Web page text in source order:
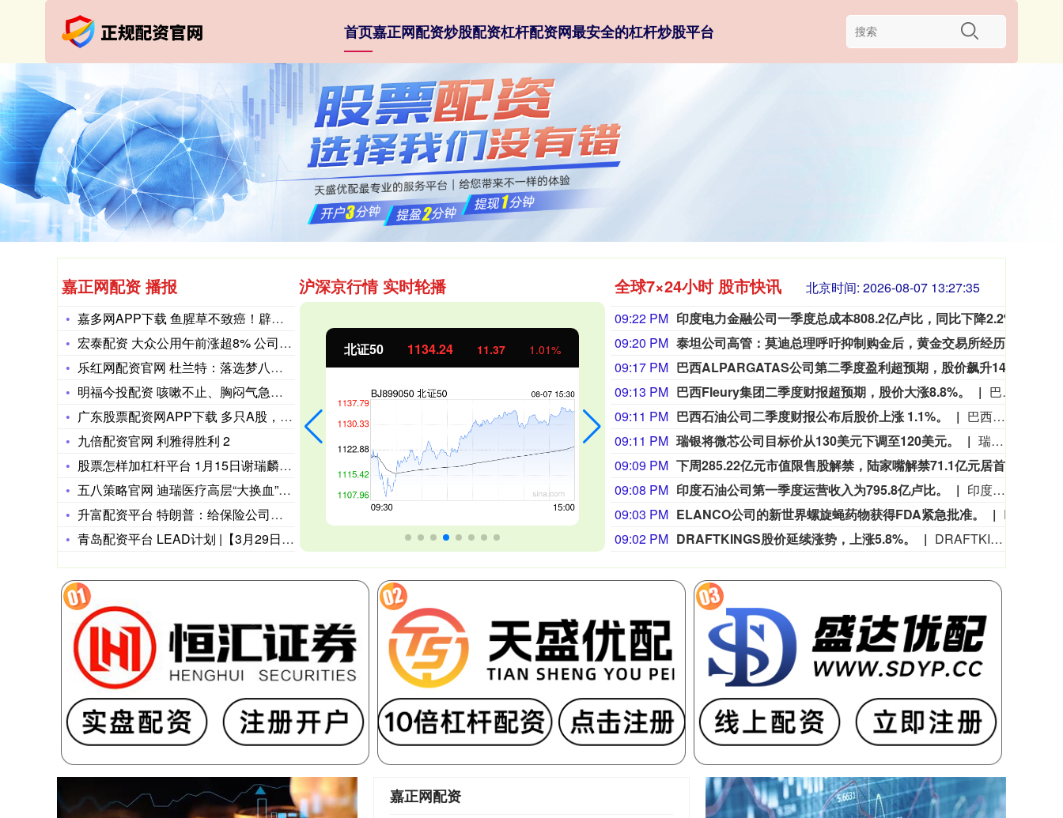
首页嘉正网配资炒股配资杠杆配资网最安全的杠杆炒股平台
嘉正网配资 播报
嘉多网APP下载 鱼腥草不致癌！辟谣解读：皮肤问题适用与禁忌
宏泰配资 大众公用午前涨超8% 公司A股涨停市场再追捧摩尔线
乐红网配资官网 杜兰特：落选梦八队让我很难过！网友笑了：当时
明福今投配资 咳嗽不止、胸闷气急，37岁男子险丢命！医生：这
广东股票配资网APP下载 多只A股，重大信号！
九倍配资官网 利雅得胜利 2
股票怎样加杠杆平台 1月15日谢瑞麟黄金价格1436元/克
五八策略官网 迪瑞医疗高层“大换血”，华润系接管后能否带来转
升富配资平台 特朗普：给保险公司的资金必须直接发放给民众
青岛配资平台 LEAD计划 |【3月29日10:00】陈旭导
沪深京行情 实时轮播
沪深300 4694.44 43.13 0.93% 北证50 1134.24 11.37 1.01% 创业板指 3563.12 47.56 1.35% 基金指数
全球7×24小时 股市快讯 北京时间: 2026-08-07 13:27:37
09:22 PM
09:20 PM
泰坦公司高管：莫迪总理呼吁抑制购金后，黄金交易所经历三周飙升后恢复正常。
09:17 PM
09:13 PM 巴西Fleury集团二季度财报超预期，股价大涨8.8%。
巴西Fleury集团二季度财报超预期，股价大涨8.8%。
09:11 PM 巴西石油公司二季度财报公布后股价上涨 1.1%。
巴西石油公司二季度财报公布后股价上涨 1.1%。
09:11 PM 瑞银将微芯公司目标价从130美元下调至120美元。
瑞银将微芯公司目标价从130美元下调至120美元。
09:09 PM 下周285.22亿元市值限售股解禁，陆家嘴解禁71.1亿元居首
09:08 PM 印度石油公司第一季度运营收入为795.8亿卢比。
印度石油公司第一季度运营收入为795.8亿卢比。
09:03 PM ELANCO公司的新世界螺旋蝇药物获得FDA紧急批准。
09:02 PM DRAFTKINGS股价延续涨势，上涨5.8%。 DRAFTKINGS股价延续涨势，上涨5.8%。
嘉正网配资